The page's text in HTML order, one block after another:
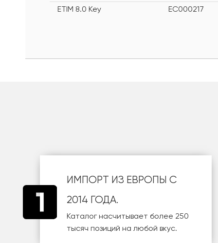
ETIM 8.0 Key EC000217
ИМПОРТ ИЗ ЕВРОПЫ С
2014 ГОДА.
Каталог насчитывает более 250
тысяч позиций на любой вкус.